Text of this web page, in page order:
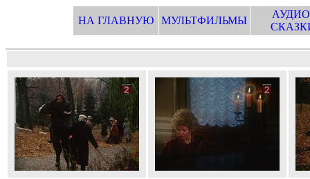
НА ГЛАВНУЮ МУЛЬТФИЛЬМЫ